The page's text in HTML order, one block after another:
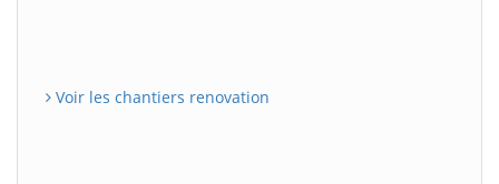
Voir les chantiers renovation